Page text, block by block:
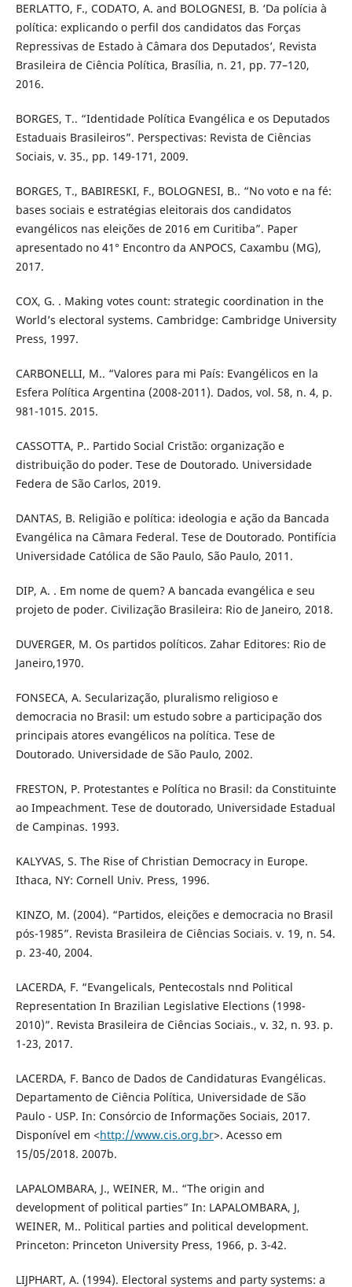
BERLATTO, F., CODATO, A. and BOLOGNESI, B. ‘Da polícia à
política: explicando o perfil dos candidatos das Forças
Repressivas de Estado à Câmara dos Deputados’, Revista
Brasileira de Ciência Política, Brasília, n. 21, pp. 77–120,
2016.
BORGES, T.. “Identidade Política Evangélica e os Deputados
Estaduais Brasileiros”. Perspectivas: Revista de Ciências
Sociais, v. 35., pp. 149-171, 2009.
BORGES, T., BABIRESKI, F., BOLOGNESI, B.. “No voto e na fé:
bases sociais e estratégias eleitorais dos candidatos
evangélicos nas eleições de 2016 em Curitiba”. Paper
apresentado no 41° Encontro da ANPOCS, Caxambu (MG),
2017.
COX, G. . Making votes count: strategic coordination in the
World’s electoral systems. Cambridge: Cambridge University
Press, 1997.
CARBONELLI, M.. “Valores para mi País: Evangélicos en la
Esfera Política Argentina (2008-2011). Dados, vol. 58, n. 4, p.
981-1015. 2015.
CASSOTTA, P.. Partido Social Cristão: organização e
distribuição do poder. Tese de Doutorado. Universidade
Federa de São Carlos, 2019.
DANTAS, B. Religião e política: ideologia e ação da Bancada
Evangélica na Câmara Federal. Tese de Doutorado. Pontifícia
Universidade Católica de São Paulo, São Paulo, 2011.
DIP, A. . Em nome de quem? A bancada evangélica e seu
projeto de poder. Civilização Brasileira: Rio de Janeiro, 2018.
DUVERGER, M. Os partidos políticos. Zahar Editores: Rio de
Janeiro,1970.
FONSECA, A. Secularização, pluralismo religioso e
democracia no Brasil: um estudo sobre a participação dos
principais atores evangélicos na política. Tese de
Doutorado. Universidade de São Paulo, 2002.
FRESTON, P. Protestantes e Política no Brasil: da Constituinte
ao Impeachment. Tese de doutorado, Universidade Estadual
de Campinas. 1993.
KALYVAS, S. The Rise of Christian Democracy in Europe.
Ithaca, NY: Cornell Univ. Press, 1996.
KINZO, M. (2004). “Partidos, eleições e democracia no Brasil
pós-1985”. Revista Brasileira de Ciências Sociais. v. 19, n. 54.
p. 23-40, 2004.
LACERDA, F. “Evangelicals, Pentecostals nnd Political
Representation In Brazilian Legislative Elections (1998-
2010)”. Revista Brasileira de Ciências Sociais., v. 32, n. 93. p.
1-23, 2017.
LACERDA, F. Banco de Dados de Candidaturas Evangélicas.
Departamento de Ciência Política, Universidade de São
Paulo - USP. In: Consórcio de Informações Sociais, 2017.
Disponível em <http://www.cis.org.br>. Acesso em
15/05/2018. 2007b.
LAPALOMBARA, J., WEINER, M.. “The origin and
development of political parties” In: LAPALOMBARA, J,
WEINER, M.. Political parties and political development.
Princeton: Princeton University Press, 1966, p. 3-42.
LIJPHART, A. (1994). Electoral systems and party systems: a